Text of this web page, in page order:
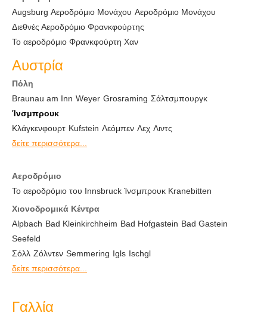
Augsburg Αεροδρόμιο Μονάχου Αεροδρόμιο Μονάχου
Διεθνές Αεροδρόμιο Φρανκφούρτης
Το αεροδρόμιο Φρανκφούρτη Χαν
Αυστρία
Πόλη
Braunau am Inn Weyer Grosraming Σάλτσμπουργκ
Ίνσμπρουκ
Κλάγκενφουρτ Kufstein Λεόμπεν Λεχ Λιντς
δείτε περισσότερα...
Αεροδρόμιο
Το αεροδρόμιο του Innsbruck Ίνσμπρουκ Kranebitten
Χιονοδρομικά Κέντρα
Alpbach Bad Kleinkirchheim Bad Hofgastein Bad Gastein
Seefeld
Σόλλ Ζόλντεν Semmering Igls Ischgl
δείτε περισσότερα...
Γαλλία